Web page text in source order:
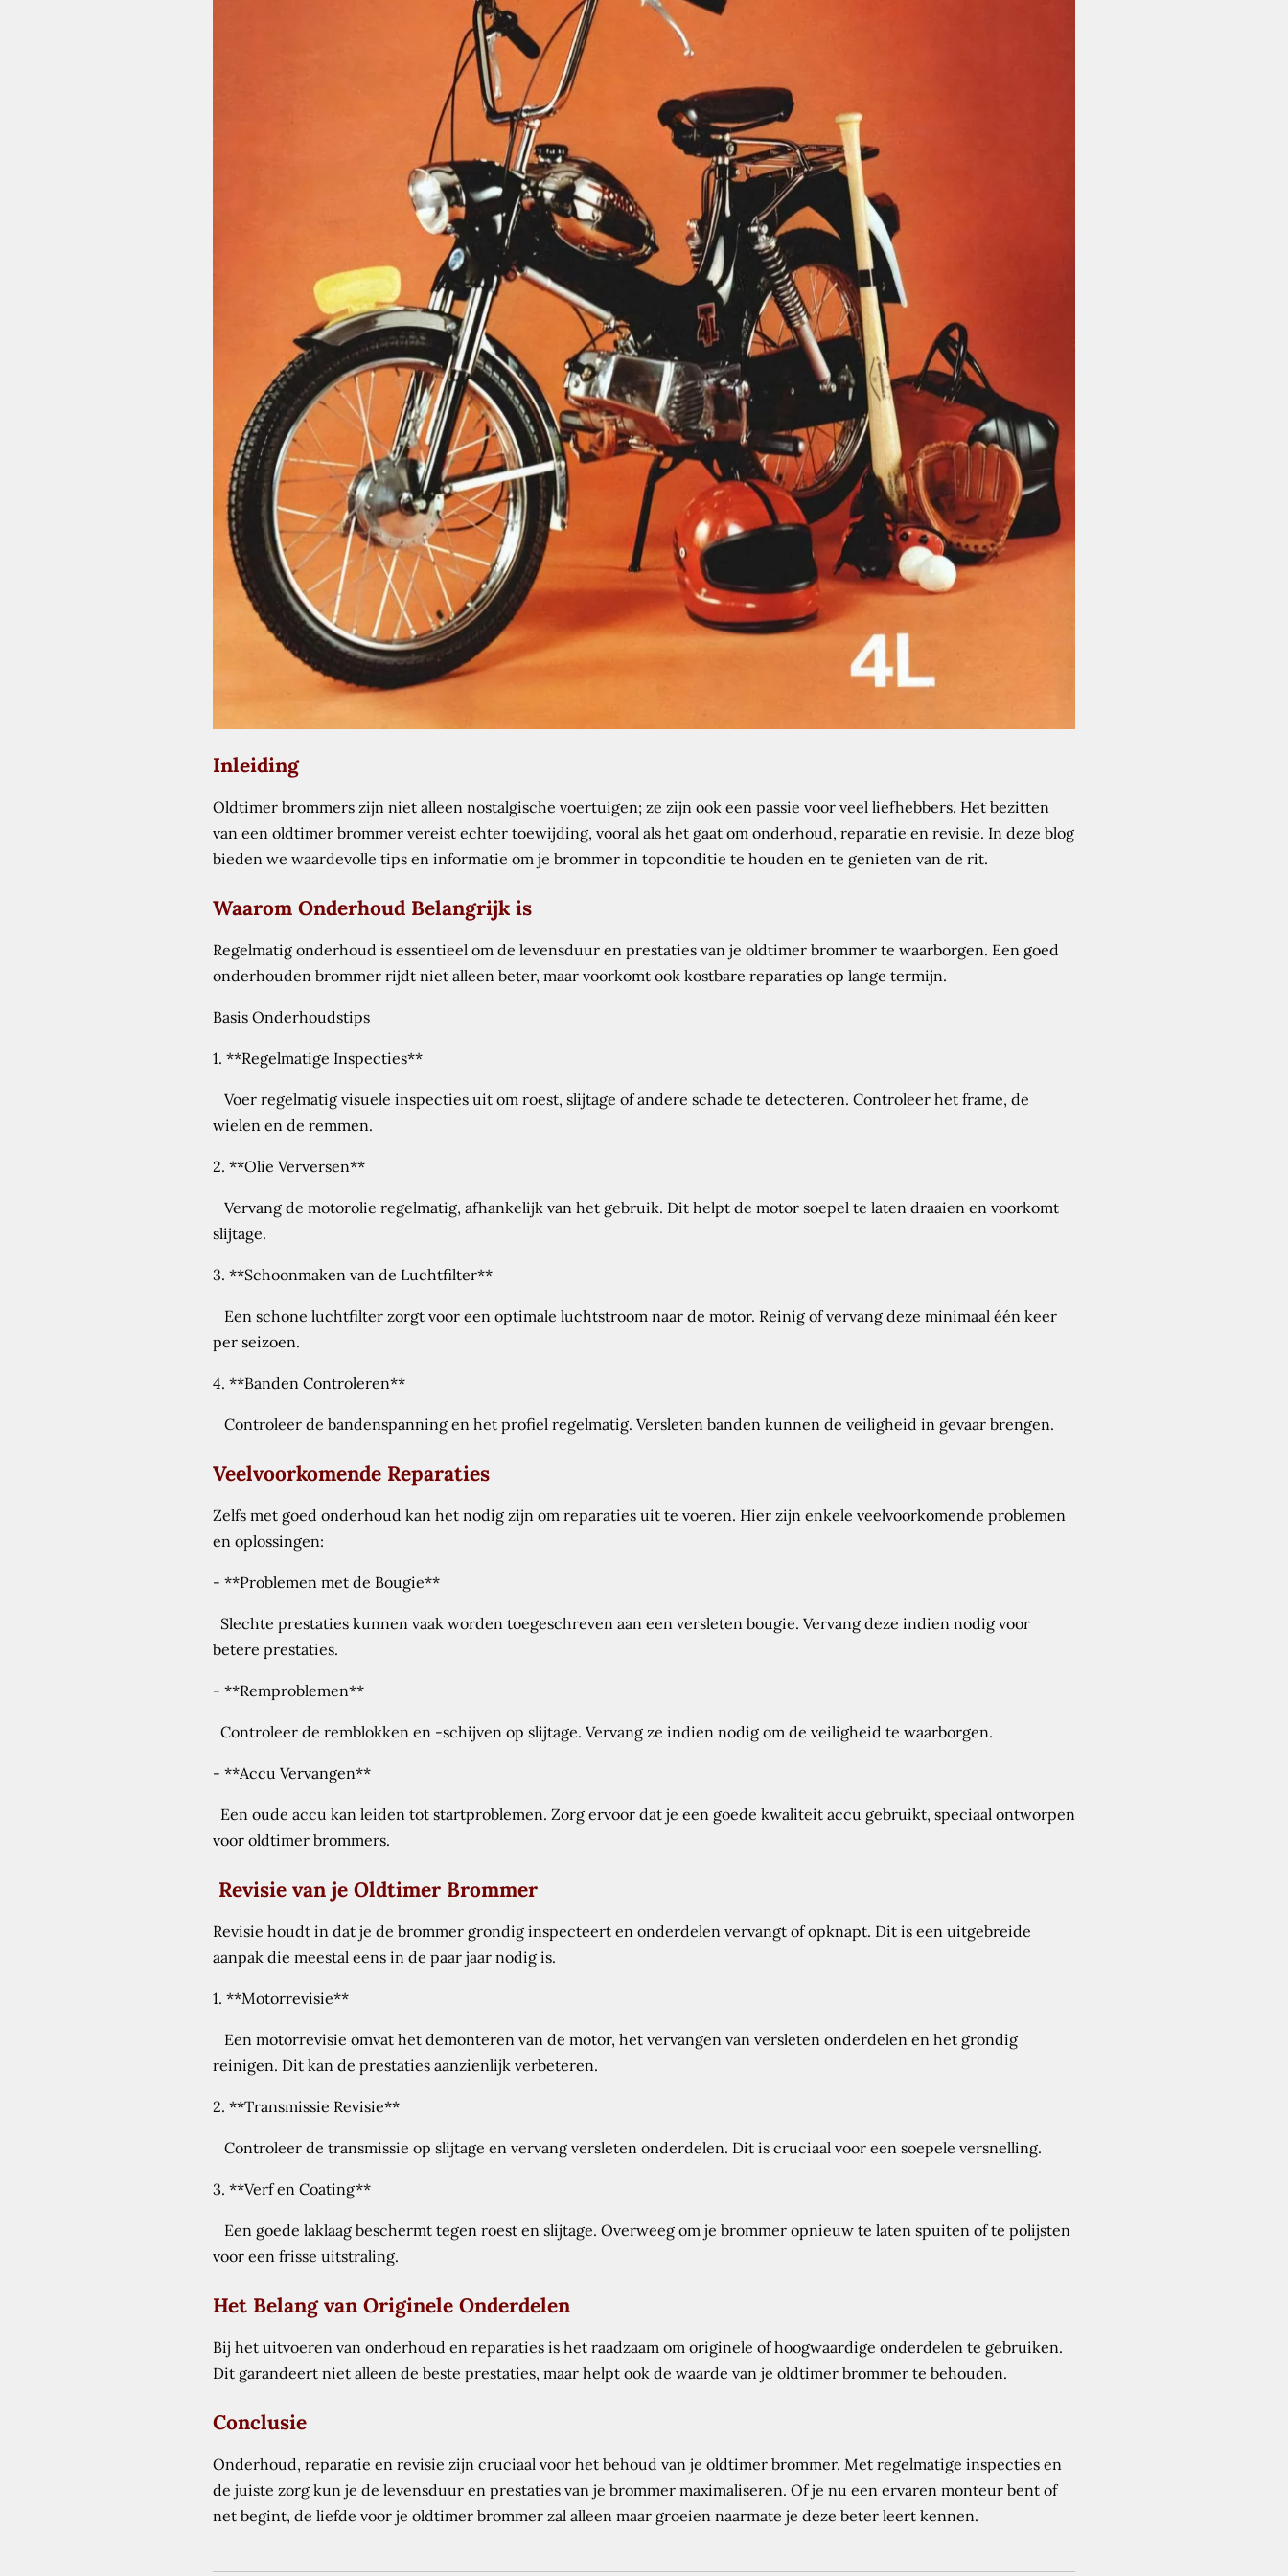
Inleiding
Oldtimer brommers zijn niet alleen nostalgische voertuigen; ze zijn ook een passie voor veel liefhebbers. Het bezitten
van een oldtimer brommer vereist echter toewijding, vooral als het gaat om onderhoud, reparatie en revisie. In deze blog
bieden we waardevolle tips en informatie om je brommer in topconditie te houden en te genieten van de rit.
Waarom Onderhoud Belangrijk is
Regelmatig onderhoud is essentieel om de levensduur en prestaties van je oldtimer brommer te waarborgen. Een goed
onderhouden brommer rijdt niet alleen beter, maar voorkomt ook kostbare reparaties op lange termijn.
Basis Onderhoudstips
1. **Regelmatige Inspecties**
Voer regelmatig visuele inspecties uit om roest, slijtage of andere schade te detecteren. Controleer het frame, de
wielen en de remmen.
2. **Olie Verversen**
Vervang de motorolie regelmatig, afhankelijk van het gebruik. Dit helpt de motor soepel te laten draaien en voorkomt
slijtage.
3. **Schoonmaken van de Luchtfilter**
Een schone luchtfilter zorgt voor een optimale luchtstroom naar de motor. Reinig of vervang deze minimaal één keer
per seizoen.
4. **Banden Controleren**
Controleer de bandenspanning en het profiel regelmatig. Versleten banden kunnen de veiligheid in gevaar brengen.
Veelvoorkomende Reparaties
Zelfs met goed onderhoud kan het nodig zijn om reparaties uit te voeren. Hier zijn enkele veelvoorkomende problemen
en oplossingen:
- **Problemen met de Bougie**
Slechte prestaties kunnen vaak worden toegeschreven aan een versleten bougie. Vervang deze indien nodig voor
betere prestaties.
- **Remproblemen**
Controleer de remblokken en -schijven op slijtage. Vervang ze indien nodig om de veiligheid te waarborgen.
- **Accu Vervangen**
Een oude accu kan leiden tot startproblemen. Zorg ervoor dat je een goede kwaliteit accu gebruikt, speciaal ontworpen
voor oldtimer brommers.
Revisie van je Oldtimer Brommer
Revisie houdt in dat je de brommer grondig inspecteert en onderdelen vervangt of opknapt. Dit is een uitgebreide
aanpak die meestal eens in de paar jaar nodig is.
1. **Motorrevisie**
Een motorrevisie omvat het demonteren van de motor, het vervangen van versleten onderdelen en het grondig
reinigen. Dit kan de prestaties aanzienlijk verbeteren.
2. **Transmissie Revisie**
Controleer de transmissie op slijtage en vervang versleten onderdelen. Dit is cruciaal voor een soepele versnelling.
3. **Verf en Coating**
Een goede laklaag beschermt tegen roest en slijtage. Overweeg om je brommer opnieuw te laten spuiten of te polijsten
voor een frisse uitstraling.
Het Belang van Originele Onderdelen
Bij het uitvoeren van onderhoud en reparaties is het raadzaam om originele of hoogwaardige onderdelen te gebruiken.
Dit garandeert niet alleen de beste prestaties, maar helpt ook de waarde van je oldtimer brommer te behouden.
Conclusie
Onderhoud, reparatie en revisie zijn cruciaal voor het behoud van je oldtimer brommer. Met regelmatige inspecties en
de juiste zorg kun je de levensduur en prestaties van je brommer maximaliseren. Of je nu een ervaren monteur bent of
net begint, de liefde voor je oldtimer brommer zal alleen maar groeien naarmate je deze beter leert kennen.